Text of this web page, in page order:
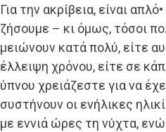
Για την ακρίβεια, είναι
ζήσουμε – κι όμως, τόσοι
μειώνουν κατά πολύ, είτε
έλλειψη χρόνου, είτε σε
ύπνου χρειάζεστε για να
συστήνουν οι ενήλικες
με εννιά ώρες τη νύχτα,